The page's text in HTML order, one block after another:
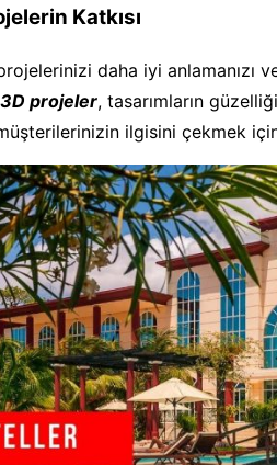
Katkısı
daha iyi anlamanızı
projeler, tasarımların
ilgisini çekmek